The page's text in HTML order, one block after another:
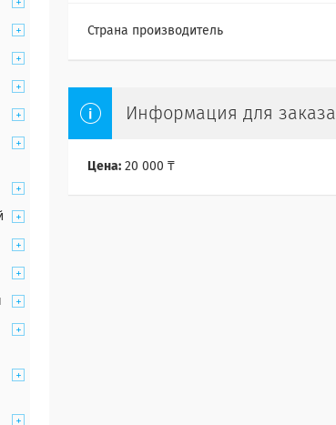
Страна производитель
Информация для заказа
Цена: 20 000 ₸